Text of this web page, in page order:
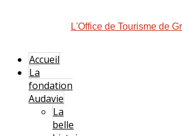
L'Office de Tourisme de
Accueil
La
fondation
Audavie
La
belle